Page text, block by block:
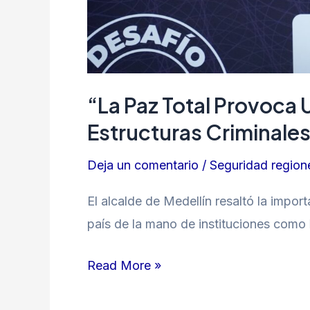
“La Paz Total
Estructuras
Deja un comentario / Seguridad
El alcalde de Medellín resaltó la
país de la mano de instituciones
Read More »